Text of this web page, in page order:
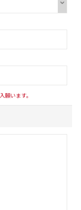
います。